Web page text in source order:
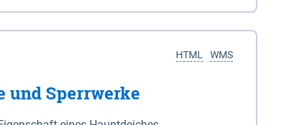
WMS
HTML
und Sperrwerke